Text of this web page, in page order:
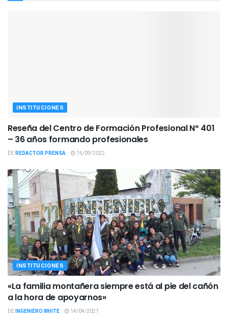
INSTITUCIONES
Reseña del Centro de Formación Profesional Nº 401
– 36 años formando profesionales
DEREDACTOR PRENSA 15/09/2022
INSTITUCIONES
«La familia montañera siempre está al pie del cañón
a la hora de apoyarnos»
DEINGENIERO WHITE 14/04/2021